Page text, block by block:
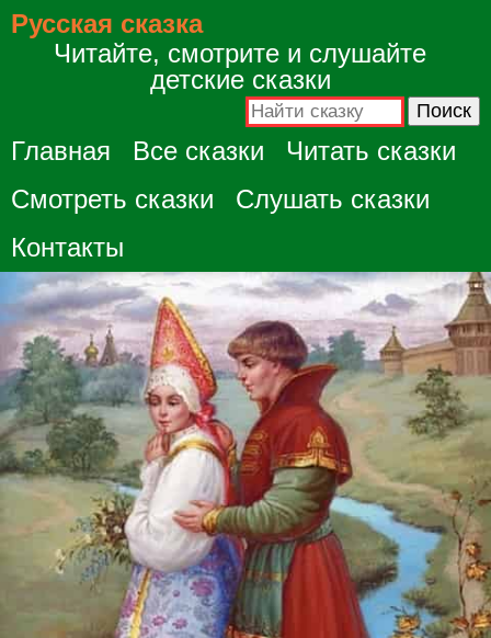
Русская сказка
Читайте, смотрите и слушайте
детские сказки
Главная Все сказки
Читать сказки
Смотреть сказки
Слушать сказки
Контакты